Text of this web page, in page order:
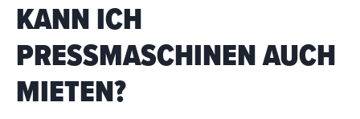
KANN ICH
PRESSMASCHINEN AUCH
MIETEN?